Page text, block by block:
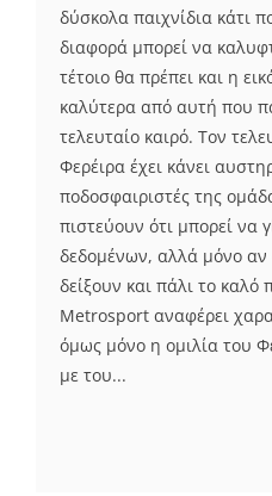
δύσκολα παιχνίδια κάτι
διαφορά μπορεί να
τέτοιο θα πρέπει και η
καλύτερα από αυτή που
τελευταίο καιρό. Τον
Φερέιρα έχει κάνει
ποδοσφαιριστές της
πιστεύουν ότι μπορεί να
δεδομένων, αλλά μόνο αν
δείξουν και πάλι το
Metrosport αναφέρει
όμως μόνο η ομιλία του
με του...